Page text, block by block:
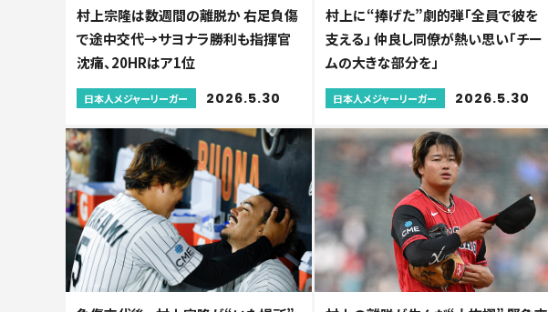
村上宗隆は数週間の離脱か 右足負傷
で途中交代→サヨナラ勝利も指揮官
沈痛、20HRはア1位
日本人メジャーリーガー 2026.5.30
村上に“捧げた”劇的弾「全員で彼を
支える」 仲良し同僚が熱い思い「チー
ムの大きな部分を」
日本人メジャーリーガー 2026.5.30